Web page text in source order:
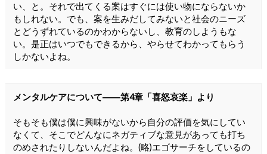
い、と。それで出てくる案はすぐには使い物にならないか
もしれない。でも、案を生みだしてみないと社会のニーズ
とどうずれているのかわからないし、教育のしようもな
い。是正はいつでもできるから、やらせてわかってもらう
しかないよね。
メンタルケアについて――第4章「喜怒哀楽」より
そもそも僕は僕に興味がないから自分の評価を気にしてい
なくて、そこでどんなにネガティブな意見があっても打ち
のめされたりしないんだよね。(略)エゴサーチをしているの